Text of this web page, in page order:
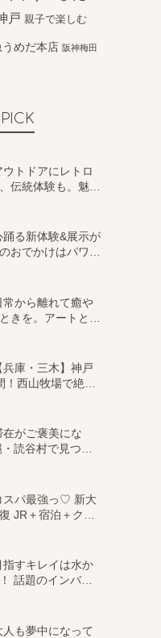
戸 親子で楽しむ
うめだ本店 阪神梅田
ウトドアにレトロ
伝統体験も。魅…
踊る新体験&展示が
おでかけはパワ…
常から離れて癒や
きを。アートと…
兵庫・三木】神戸
！西山牧場で絶…
在がご褒美にな
・読谷村で見つ…
スパ最強っ♡ 新大
JR＋宿泊＋ク…
指すキレイは水か
話題のインバ…
人も夢中になって